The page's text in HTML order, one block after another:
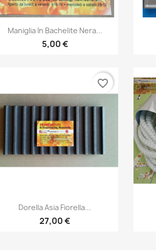
Anteprima
Maniglia In Bachelite Nera...
5,00 €
Anteprima
Dorella Asia Fiorella...
27,00 €
favorite_border